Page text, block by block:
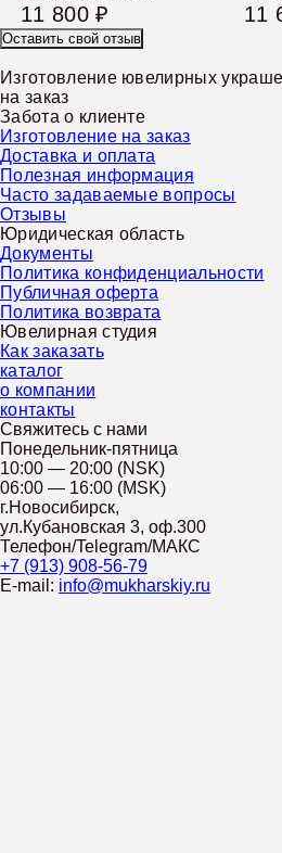
11 800 ₽ 11
Оставить свой отзыв
Изготовление ювелирных
на заказ
Забота о клиенте
Изготовление на заказ
Доставка и оплата
Полезная информация
Часто задаваемые вопросы
Отзывы
Юридическая область
Документы
Политика конфиденциальности
Публичная оферта
Политика возврата
Ювелирная студия
Как заказать
каталог
о компании
контакты
Свяжитесь с нами
Понедельник-пятница
10:00 — 20:00 (NSK)
06:00 — 16:00 (MSK)
г.Новосибирск,
ул.Кубановская 3, оф.300
Телефон/Telegram/МАКС
+7 (913) 908-56-79
E-mail: info@mukharskiy.ru